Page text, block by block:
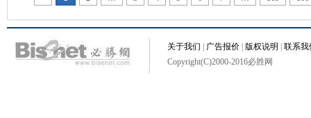
关于我们 广告报价 版权说明
联系我
Copyright(C)2000-2016必胜网